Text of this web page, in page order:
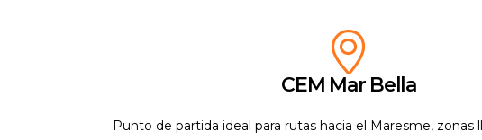
CEM Mar Bella
Punto de partida ideal para rutas hacia el Maresme, zonas